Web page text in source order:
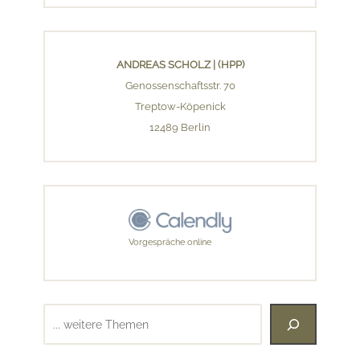
ANDREAS SCHOLZ | (HPP)
Genossenschaftsstr. 70
Treptow-Köpenick
12489 Berlin
Vorgespräche online